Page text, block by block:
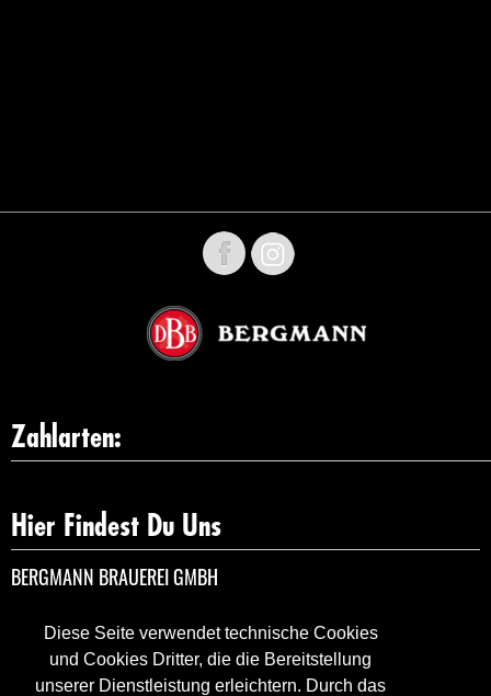
Diese Seite verwendet technische Cookies
und Cookies Dritter, die die Bereitstellung
unserer Dienstleistung erleichtern. Durch das
Zahlarten:
Hier Findest Du Uns
BERGMANN BRAUEREI GMBH
44263 DORTMUND
DEUTSCHLAND